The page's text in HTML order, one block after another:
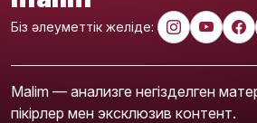
Біз әлеуметтік желіде:
Malim — анализге негізделген
пікірлер мен эксклюзив контент.